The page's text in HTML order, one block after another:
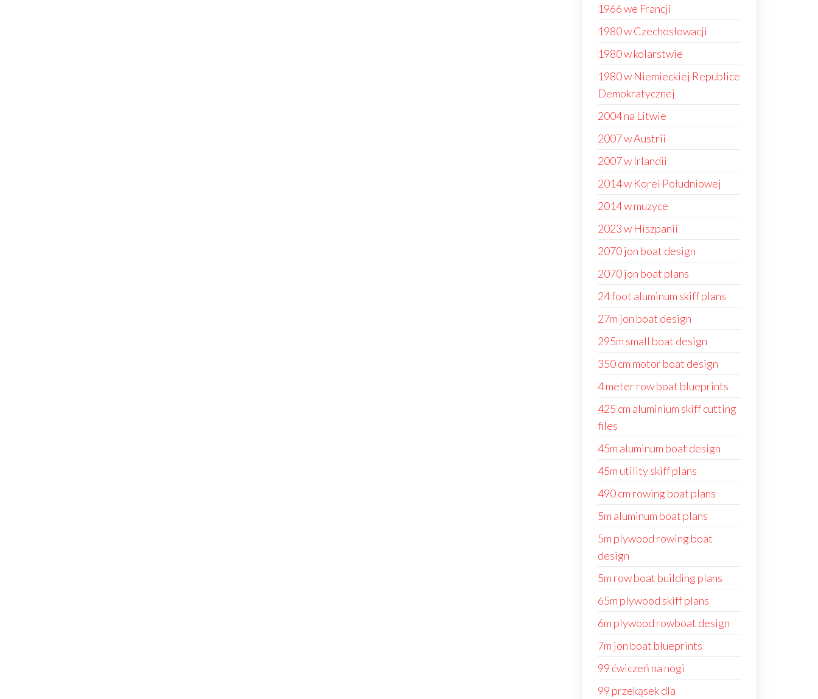
1966 we Francji
1980 w Czechosłowacji
1980 w kolarstwie
1980 w Niemieckiej Republice
Demokratycznej
2004 na Litwie
2007 w Austrii
2007 w Irlandii
2014 w Korei Południowej
2014 w muzyce
2023 w Hiszpanii
2070 jon boat design
2070 jon boat plans
24 foot aluminum skiff plans
27m jon boat design
295m small boat design
350 cm motor boat design
4 meter row boat blueprints
425 cm aluminium skiff cutting
files
45m aluminum boat design
45m utility skiff plans
490 cm rowing boat plans
5m aluminum boat plans
5m plywood rowing boat
design
5m row boat building plans
65m plywood skiff plans
6m plywood rowboat design
7m jon boat blueprints
99 ćwiczeń na nogi
99 przekąsek dla